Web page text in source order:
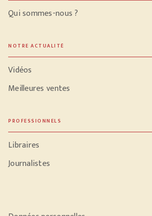
Qui sommes-nous ?
NOTRE ACTUALITÉ
Vidéos
Meilleures ventes
PROFESSIONNELS
Libraires
Journalistes